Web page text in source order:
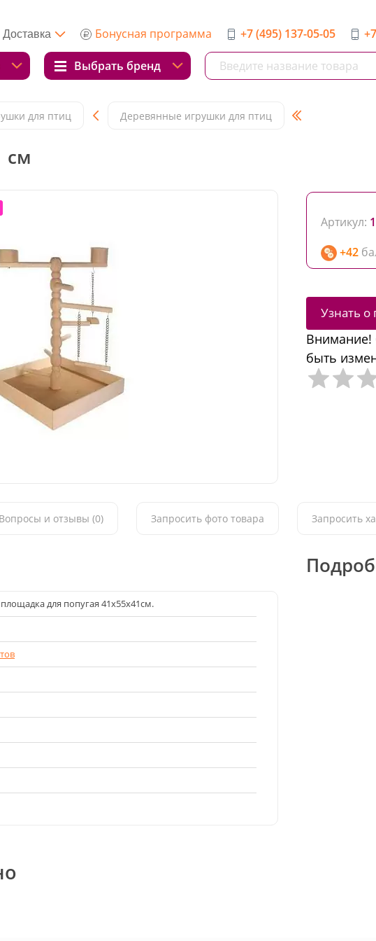
Доставка Бонусная программа +7 (495) 137-05-05
Выбрать бренд
для птиц Деревянные игрушки для птиц
см
Артикул:
+42
Узнать о
Внимание!
быть
Вопросы и отзывы (0) Запросить фото товара Запросить
для попугая 41х55х41см.